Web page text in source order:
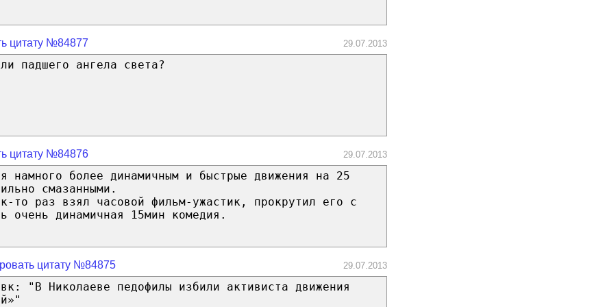
цитату №84877 29.07.2013
падшего ангела света?
цитату №84876 29.07.2013
намного более динамичным и быстрые движения на 25
смазанными.
то раз взял часовой фильм-ужастик, прокрутил его с
очень динамичная 15мин комедия.
цитату №84875 29.07.2013
"В Николаеве педофилы избили активиста движения